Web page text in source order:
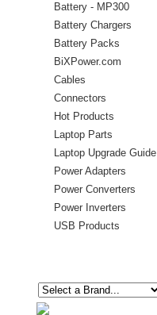
Battery - MP300
Battery Chargers
Battery Packs
BiXPower.com
Cables
Connectors
Hot Products
Laptop Parts
Laptop Upgrade Guide
Power Adapters
Power Converters
Power Inverters
USB Products